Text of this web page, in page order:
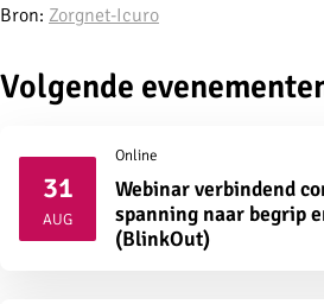
Bron: Zorgnet-Icuro
Volgende
31
AUG2026
Online
Webinar verbindend
spanning naar begrip
(BlinkOut)